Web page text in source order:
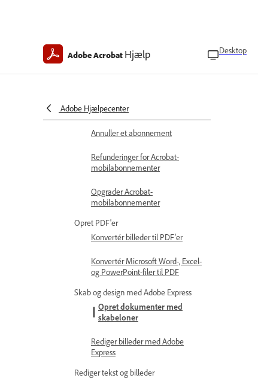
Adobe Acrobat Hjælp Desktop
Adobe Hjælpecenter
Acrobat mobilabonnementer
Gendan dit Acrobat-abonnement
Annuller et abonnement
Refunderinger for Acrobat-
mobilabonnementer
Opgrader Acrobat-
mobilabonnementer
Opret PDF'er
Konvertér billeder til PDF'er
Konvertér Microsoft Word-, Excel-
og PowerPoint-filer til PDF
Skab og design med Adobe Express
Opret dokumenter med
skabeloner
Rediger billeder med Adobe
Express
Rediger tekst og billeder